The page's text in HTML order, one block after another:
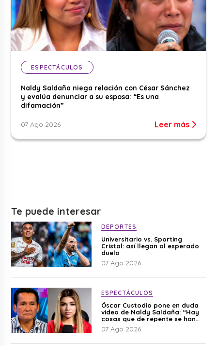
ESPECTÁCULOS
Naldy Saldaña niega relación con César Sánchez
y evalúa denunciar a su esposa: “Es una
difamación”
07 Ago 2026 Leer más
Te puede interesar
DEPORTES
Universitario vs. Sporting
Cristal: así llegan al esperado
duelo
07 Ago 2026
ESPECTÁCULOS
Óscar Custodio pone en duda
video de Naldy Saldaña: “Hay
cosas que de repente se han
editado”
07 Ago 2026